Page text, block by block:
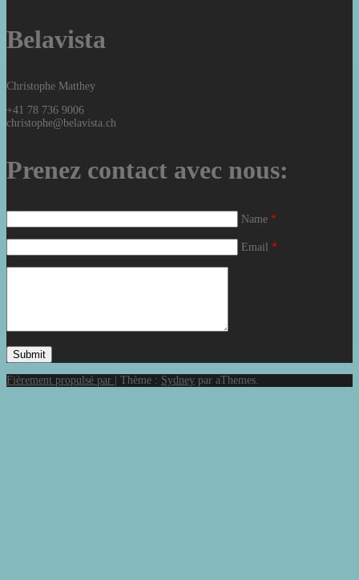
Belavista
Christophe Matthey
+41 78 736 9006
christophe@belavista.ch
Prenez contact avec nous:
Name *
Email *
Fièrement propulsé par Thème : Sydney par aThemes.